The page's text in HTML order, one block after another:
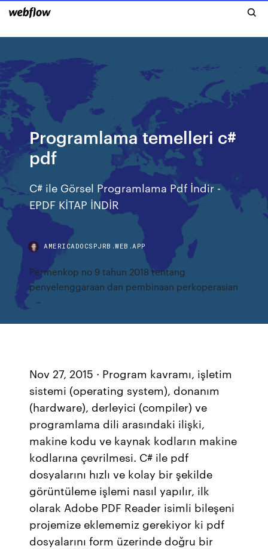
Programlama temelleri c#
pdf
C# ile Görsel Programlama Pdf İndir -
EPDF KİTAP İNDİR
AMERICADOCSPJRB.WEB.APP
Permenkop no 9 tahun 2018 tentang
penyelenggaraan dan pembinaan perkoperasian
Nov 27, 2015 · Program kavramı, işletim
sistemi (operating system), donanım
(hardware), derleyici (compiler) ve
programlama dili arasındaki ilişki,
makine kodu ve kaynak kodların makine
kodlarına çevrilmesi. C# ile pdf
dosyalarını hızlı ve kolay bir şekilde
görüntüleme işlemi nasıl yapılır, ilk
olarak Adobe PDF Reader isimli bileşeni
projemize eklememiz gerekiyor ki pdf
dosyalarını form üzerinde doğru bir